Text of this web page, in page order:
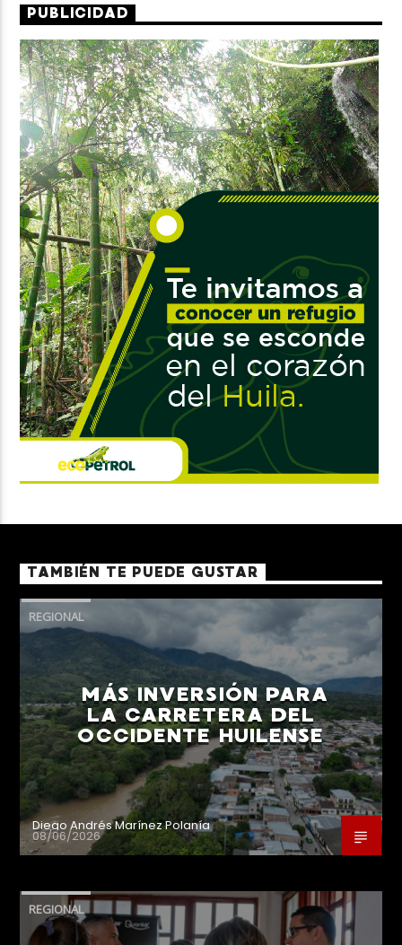
PUBLICIDAD
TAMBIÉN TE PUEDE GUSTAR
REGIONAL
MÁS INVERSIÓN PARA
LA CARRETERA DEL
OCCIDENTE HUILENSE
Diego Andrés Marínez Polanía
08/06/2026
REGIONAL